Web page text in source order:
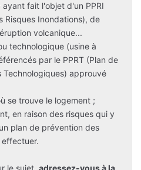
fait l'objet d'un PPRI
Risques Inondations), de
volcanique...
technologique (usine à
par le PPRT (Plan de
Technologiques) approuvé
se trouve le logement ;
en raison des risques qui y
plan de prévention des
le sujet, adressez-vous à la